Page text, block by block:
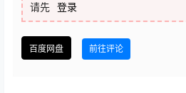
请先 登录
百度网盘 前往评论